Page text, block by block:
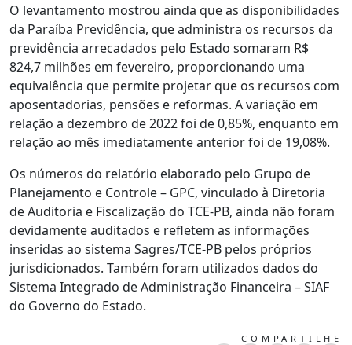
O levantamento mostrou ainda que as disponibilidades
da Paraíba Previdência, que administra os recursos da
previdência arrecadados pelo Estado somaram R$
824,7 milhões em fevereiro, proporcionando uma
equivalência que permite projetar que os recursos com
aposentadorias, pensões e reformas. A variação em
relação a dezembro de 2022 foi de 0,85%, enquanto em
relação ao mês imediatamente anterior foi de 19,08%.
Os números do relatório elaborado pelo Grupo de
Planejamento e Controle – GPC, vinculado à Diretoria
de Auditoria e Fiscalização do TCE-PB, ainda não foram
devidamente auditados e refletem as informações
inseridas ao sistema Sagres/TCE-PB pelos próprios
jurisdicionados. Também foram utilizados dados do
Sistema Integrado de Administração Financeira – SIAF
do Governo do Estado.
COMPARTILHE